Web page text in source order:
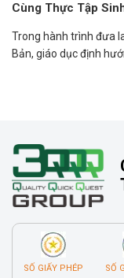
Cùng Thực Tập
Trong hành trình đưa
Bản, giáo dục định
SỐ GIẤY PHÉP SỐ